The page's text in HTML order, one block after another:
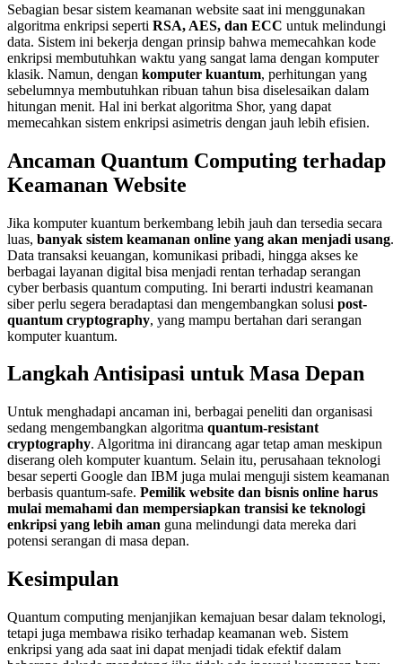
Sebagian besar sistem keamanan website saat ini menggunakan
algoritma enkripsi seperti RSA, AES, dan ECC untuk melindungi
data. Sistem ini bekerja dengan prinsip bahwa memecahkan kode
enkripsi membutuhkan waktu yang sangat lama dengan komputer
klasik. Namun, dengan komputer kuantum, perhitungan yang
sebelumnya membutuhkan ribuan tahun bisa diselesaikan dalam
hitungan menit. Hal ini berkat algoritma Shor, yang dapat
memecahkan sistem enkripsi asimetris dengan jauh lebih efisien.
Ancaman Quantum Computing terhadap
Keamanan Website
Jika komputer kuantum berkembang lebih jauh dan tersedia secara
luas, banyak sistem keamanan online yang akan menjadi usang.
Data transaksi keuangan, komunikasi pribadi, hingga akses ke
berbagai layanan digital bisa menjadi rentan terhadap serangan
cyber berbasis quantum computing. Ini berarti industri keamanan
siber perlu segera beradaptasi dan mengembangkan solusi post-
quantum cryptography, yang mampu bertahan dari serangan
komputer kuantum.
Langkah Antisipasi untuk Masa Depan
Untuk menghadapi ancaman ini, berbagai peneliti dan organisasi
sedang mengembangkan algoritma quantum-resistant
cryptography. Algoritma ini dirancang agar tetap aman meskipun
diserang oleh komputer kuantum. Selain itu, perusahaan teknologi
besar seperti Google dan IBM juga mulai menguji sistem keamanan
berbasis quantum-safe. Pemilik website dan bisnis online harus
mulai memahami dan mempersiapkan transisi ke teknologi
enkripsi yang lebih aman guna melindungi data mereka dari
potensi serangan di masa depan.
Kesimpulan
Quantum computing menjanjikan kemajuan besar dalam teknologi,
tetapi juga membawa risiko terhadap keamanan web. Sistem
enkripsi yang ada saat ini dapat menjadi tidak efektif dalam